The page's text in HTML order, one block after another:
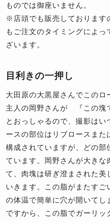
ものでは御座いません。
※店頭でも販売しております
もご注文のタイミングによ
ざいます。
目利きの一押し
大田原の大黒屋さんでこの
主人の岡野さんが 『この
とおっしゃるので、撮影は
ースの部位はリブロースま
構成されていますが、どの部
ています。岡野さんが大きな
て、肉塊は研ぎ澄まされた美
いきます。この脂がまたすご
の体温で簡単に穴が開いてし
ですから、この脂でガーリッ